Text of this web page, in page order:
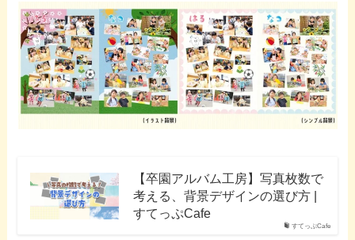
すてっぷCafe
【卒園アルバム工房】写真枚数で
考える、背景デザインの選び方 |
すてっぷCafe